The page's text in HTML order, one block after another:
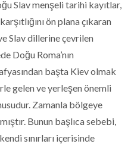
Slav menşeli tarihi kayıtlar,
ön plana çıkaran
Slav dillerine çevrilen
Doğu Roma’nın
başta Kiev olmak
gelen ve yerleşen önemli
Zamanla bölgeye
Bunun başlıca sebebi,
sınırları içerisinde